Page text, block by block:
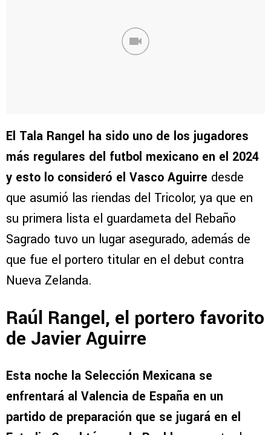
El Tala Rangel ha sido uno de los jugadores
más regulares del futbol mexicano en el 2024
y esto lo consideró el Vasco Aguirre desde
que asumió las riendas del Tricolor, ya que en
su primera lista el guardameta del Rebaño
Sagrado tuvo un lugar asegurado, además de
que fue el portero titular en el debut contra
Nueva Zelanda.
Raúl Rangel, el portero favorito
de Javier Aguirre
Esta noche la Selección Mexicana se
enfrentará al Valencia de España en un
partido de preparación que se jugará en el